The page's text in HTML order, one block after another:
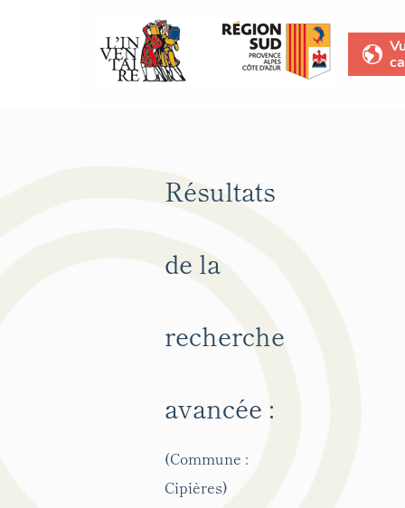
Résultats
de la
recherche
avancée :
(Commune :
Cipières)